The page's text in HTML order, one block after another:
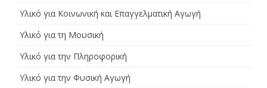
Υλικό για Κοινωνική και Επαγγελματική Αγωγή
Υλικό για τη Μουσική
Υλικό για την Πληροφορική
Υλικό για την Φυσική Αγωγή